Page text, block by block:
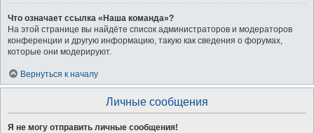
Что означает ссылка «Наша команда»?
На этой странице вы найдёте список администраторов и модераторов
конференции и другую информацию, такую как сведения о форумах,
которые они модерируют.
Вернуться к началу
Личные сообщения
Я не могу отправить личные сообщения!